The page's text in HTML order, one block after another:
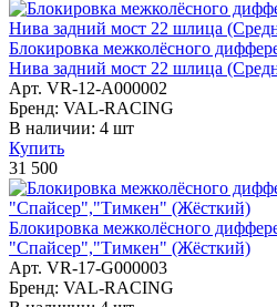
Блокировка межколёcного
Нива задний мост 22 шлица
Арт. VR-12-A000002
Бренд: VAL-RACING
В наличии: 4 шт
Купить
31 500
Блокировка межколёcного
"Спайсер","Тимкен" (Жёсткий)
Арт. VR-17-G000003
Бренд: VAL-RACING